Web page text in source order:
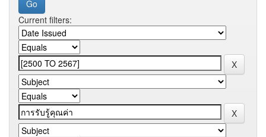
Current filters: